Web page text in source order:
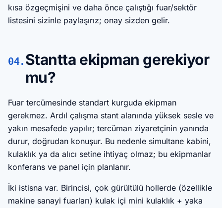
kısa özgeçmişini ve daha önce çalıştığı fuar/sektör
listesini sizinle paylaşırız; onay sizden gelir.
04. Stantta ekipman gerekiyor
mu?
Fuar tercümesinde standart kurguda ekipman
gerekmez. Ardıl çalışma stant alanında yüksek sesle ve
yakın mesafede yapılır; tercüman ziyaretçinin yanında
durur, doğrudan konuşur. Bu nedenle simultane kabini,
kulaklık ya da alıcı setine ihtiyaç olmaz; bu ekipmanlar
konferans ve panel için planlanır.
İki istisna var. Birincisi, çok gürültülü hollerde (özellikle
makine sanayi fuarları) kulak içi mini kulaklık + yaka